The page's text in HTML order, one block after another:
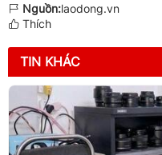
Nguồn:laodong.vn
Thích
TIN KHÁC